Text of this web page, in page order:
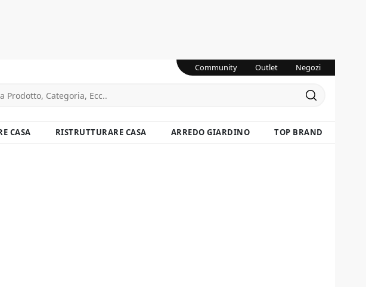
Community Outlet Negozi
CASA RISTRUTTURARE CASA ARREDO GIARDINO TOP BRAND